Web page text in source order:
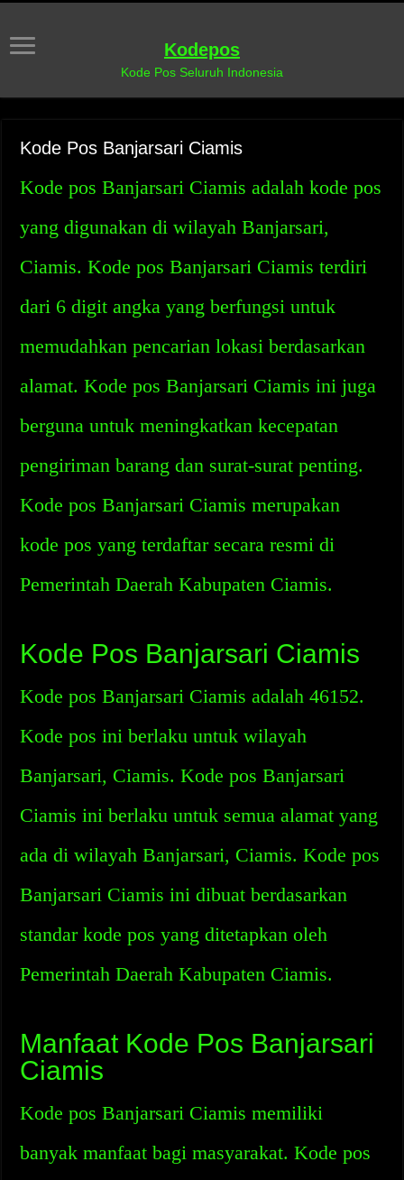
Kodepos
Kode Pos Seluruh Indonesia
Kode Pos Banjarsari Ciamis
Kode pos Banjarsari Ciamis adalah kode pos
yang digunakan di wilayah Banjarsari,
Ciamis. Kode pos Banjarsari Ciamis terdiri
dari 6 digit angka yang berfungsi untuk
memudahkan pencarian lokasi berdasarkan
alamat. Kode pos Banjarsari Ciamis ini juga
berguna untuk meningkatkan kecepatan
pengiriman barang dan surat-surat penting.
Kode pos Banjarsari Ciamis merupakan
kode pos yang terdaftar secara resmi di
Pemerintah Daerah Kabupaten Ciamis.
Kode Pos Banjarsari Ciamis
Kode pos Banjarsari Ciamis adalah 46152.
Kode pos ini berlaku untuk wilayah
Banjarsari, Ciamis. Kode pos Banjarsari
Ciamis ini berlaku untuk semua alamat yang
ada di wilayah Banjarsari, Ciamis. Kode pos
Banjarsari Ciamis ini dibuat berdasarkan
standar kode pos yang ditetapkan oleh
Pemerintah Daerah Kabupaten Ciamis.
Manfaat Kode Pos Banjarsari
Ciamis
Kode pos Banjarsari Ciamis memiliki
banyak manfaat bagi masyarakat. Kode pos